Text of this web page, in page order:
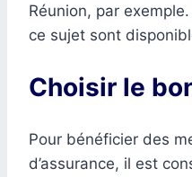
Réunion, par
ce sujet sont
Choisir le
Pour bénéficier des
d’assurance, il est